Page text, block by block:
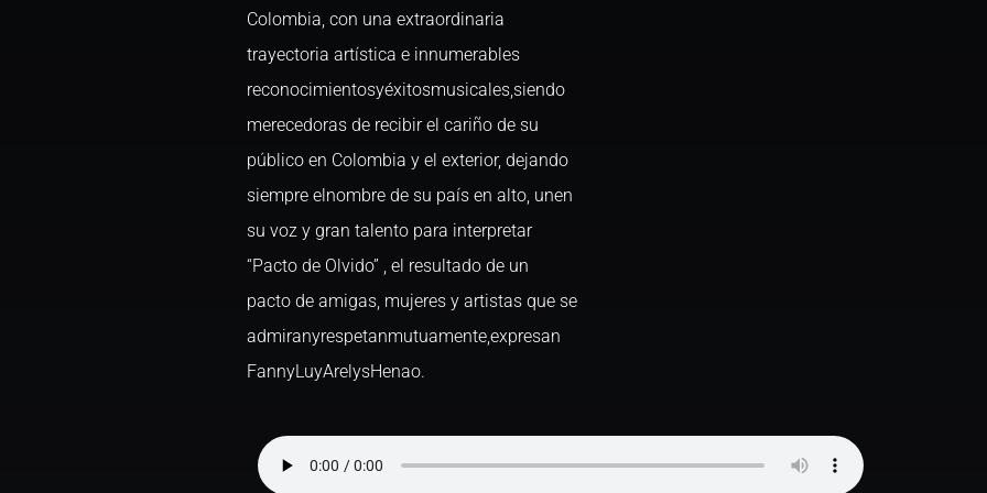
Colombia, con una extraordinaria
trayectoria artística e innumerables
reconocimientosyéxitosmusicales,siendo
merecedoras de recibir el cariño de su
público en Colombia y el exterior, dejando
siempre elnombre de su país en alto, unen
su voz y gran talento para interpretar
“Pacto de Olvido” , el resultado de un
pacto de amigas, mujeres y artistas que se
admiranyrespetanmutuamente,expresan
FannyLuyArelysHenao.